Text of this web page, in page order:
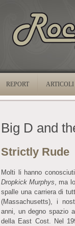
REPORT ARTICOLI
Big D and
Strictly Rude
Molti li hanno
Dropkick Murphys, ma
spalle una carriera di
(Massachusetts), i
anni, un degno spazio
della East Cost. Nel